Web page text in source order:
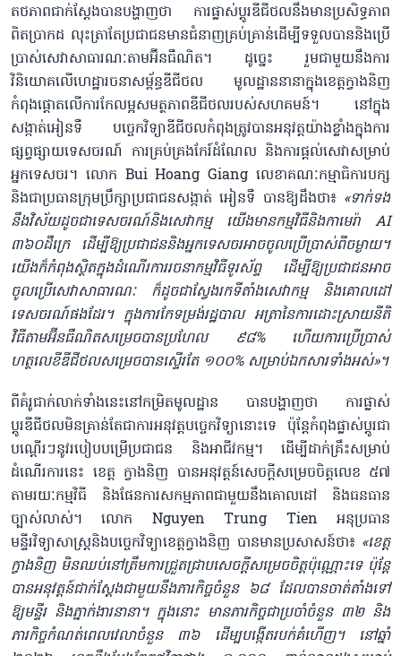
តថភាពជាក់ស្តែងបាន​បង្ហាញថា ការផ្លាស់ប្តូរឌីជីថលនឹង​មានប្រសិទ្ធភាព
ពិតប្រាកដ លុះត្រាតែប្រជាជនមានជំនាញគ្រ​ប់គ្រាន់ដើម្បីទទួលបាននិងប្រើ
ប្រាស់សេវាសាធារណៈតាមអ៊ីនធឺណិត​។ ដូច្នេះ រួមជាមួយនឹងការ
វិនិយោគលើហេដ្ឋារចនាសម្ព័ន្ធឌីជីថល មូលដ្ឋាននានាក្នុងខេត្តក្វាងនិញ
កំពុងផ្តោតលើការកែលម្អសមត្ថភាពឌីជីថលរ​បស់សហគមន៍។ នៅក្នុង
សង្កាត់អៀនទឺ បច្ចេកវិទ្យាឌីជីថលកំពុងត្រូវបានអនុវត្តយ៉ាងខ្លាំង​ក្នុងការ
ផ្សព្វផ្សាយទេសចរណ៍ ការគ្រប់គ្រងកែរ៍ដំណែល និងការផ្តល់​សេវា​សម្រាប់
អ្នកទេសចរ។ លោក Bui Hoang Giang លេខាគណៈកម្មាធិការបក្ស
និងជាប្រធានក្រុមប្រឹក្សាប្រជាជនសង្កាត់ អៀនទឺ បាន​ឱ្យដឹងថា៖​ «ទាក់ទង
នឹងវិស័យដូចជាទេសចរណ៍និងសេវាកម្ម យើងមានកម្មវិធីនិង​កាមេរ៉ា​ AI
៣៦០ដឺក្រេ ដើម្បីឱ្យប្រជាជននិងអ្នកទេសចរអាចចូលប្រើ​ប្រាស់ពីចម្ងាយ។
យើងក៏កំពុងស្ថិតក្នុងដំណើរការរចនាកម្មវិធីទូរស័ព្ទ ដើម្បីឱ្យប្រជាជនអាច
ចូលប្រើសេវាសាធារណៈ ក៏ដូចជាស្វែងរកទីតាំងសេវាកម្ម និង​គោល​ដៅ​
ទេសចរណ៍ផងដែរ​។ ក្នុងការកែទម្រង់រដ្ឋបាល អត្រានៃការ​ដោះស្រាយ​នីតិ
វិធីតាមអ៊ីនធឺណិត​សម្រេចបានប្រហែល ៩៨% ហើយការប្រើប្រាស់​
ហត្ថលេខីឌីជីថលសម្រេចបានស្ទើរតែ ១០០% សម្រាប់ឯកសារទាំងអស់​​»​។
ពីគំរូជាក់លាក់ទាំងនេះនៅកម្រិតមូលដ្ឋាន បាន​បង្ហាញថា ការផ្លាស់
ប្តូរឌីជីថល​មិនគ្រាន់តែ​ជាការអនុវត្តបច្ចេកវិទ្យានោះទេ ប៉ុន្តែកំពុងផ្លាស់ប្តូរជា
បណ្ដើរៗនូវរបៀប​បម្រើ​ប្រជាជន និងអាជីវកម្ម។ ដើម្បីដាក់គ្រឹះសម្រាប់
ដំណើរការនេះ ខេត្ត ក្វាងនិញ បានអនុវត្តន៍សេចក្តីសម្រេច​ចិត្ត​​លេខ ៥៧
តាមរយៈកម្មវិធី និងផែនការសកម្មភា​ព​ជាមួយនឹងគោលដៅ និងធនធាន
ច្បាស់លាស់។ លោក Nguyen Trung Tien អនុប្រធាន
មន្ទីរវិទ្យាសាស្ត្រនិងបច្ចេកវិទ្យាខេត្តក្វាងនិញ បានមានប្រសាសន៍ថា៖ «ខេត្ត
ក្វាងនិញ មិនឈប់នៅត្រឹម​ការ​​ជ្រួតជ្រាបសេចក្តីសម្រេច​ចិត្ត​ប៉ុណ្ណោះទេ ប៉ុន្តែ
បាន​អនុវត្តន៍​ជាក់​ស្តែងជាមួយនឹងភារកិច្ចចំនួន ៦៨ ដែលបានចាត់តាំងទៅ
ឱ្យមន្ទីរ និងភ្នាក់ងារនានា។ ក្នុងនោះ​ មាន​ភារកិច្ច​ជាប្រចាំចំនួន ៣២ និង
ភារកិច្ចកំណត់ពេលវេលាចំនួន​ ៣៦ ដើម្បបង្កើត​របក់​គំហើញ។ នៅឆ្នាំ